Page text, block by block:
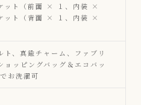
ット（前面 × １、内装 ×
ット（背面 × １、内装 ×
ト、真鍮チャーム、ファブリ
ョッピングバッグ＆エコバッ
お洗濯可